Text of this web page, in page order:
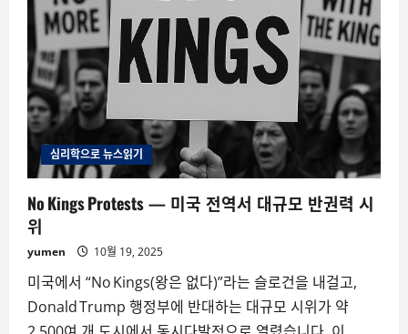
심리학으로 뉴스읽기
No Kings Protests — 미국 전역서 대규모 반권력 시
위
yumen 10월 19, 2025
미국에서 “No Kings(왕은 없다)”라는 슬로건을 내걸고,
Donald Trump 행정부에 반대하는 대규모 시위가 약